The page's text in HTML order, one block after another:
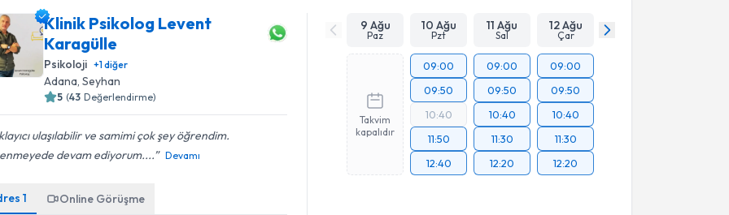
Klinik Psikolog Levent
Karagülle
Psikoloji +1diğer
Adana , Seyhan
5 (43 Değerlendirme)
ulaşılabilir ve samimi çok şey öğrendim.
devam ediyorum....
Devamı
1 Online Görüşme
9 Ağu
Paz
10 Ağu
Pzt
11 Ağu
Sal
12 Ağu
Çar
Takvim
kapalıdır
09:00
09:50
10:40
11:50
12:40
09:00
09:50
10:40
11:30
12:20
09:00
09:50
10:40
11:30
12:20